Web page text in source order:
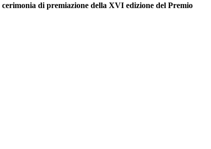
cerimonia di premiazione della XVI edizione del Premio